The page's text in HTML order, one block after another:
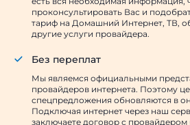
проконсультировать Вас и
тариф на Домашний Интернет, ТВ,
другие услуги провайдера.
Без переплат
Мы являемся официальными
провайдеров интернета. Поэтому
спецпредложения обновляются в
Подключая интернет через наш
заключаете договор с провайдером